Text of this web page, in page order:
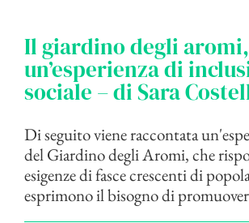
Il giardino degli aromi,
un’esperienza di
sociale – di Sara
Di seguito viene raccontata
del Giardino degli Aromi, che
esigenze di fasce crescenti di
esprimono il bisogno di